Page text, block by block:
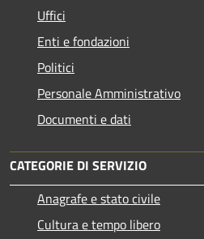
Uffici
Enti e fondazioni
Politici
Personale Amministrativo
Documenti e dati
CATEGORIE DI SERVIZIO
Anagrafe e stato civile
Cultura e tempo libero